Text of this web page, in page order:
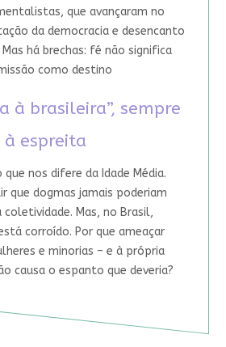
que avançaram no
da democracia e desencanto
há brechas: fé não significa
como destino
à brasileira”, sempre
à espreita
que nos difere da Idade Média.
que dogmas jamais poderiam
Mas, no Brasil,
corroído. Por que ameaçar
e minorias – e à própria
causa o espanto que deveria?